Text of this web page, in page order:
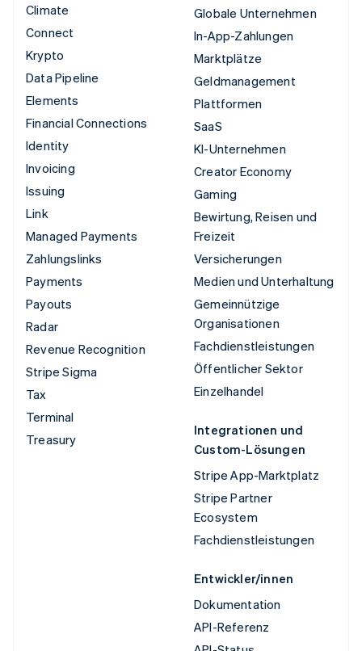
Climate
Connect
Krypto
Data Pipeline
Elements
Financial Connections
Identity
Invoicing
Issuing
Link
Managed Payments
Zahlungslinks
Payments
Payouts
Radar
Revenue Recognition
Stripe Sigma
Tax
Terminal
Treasury
Globale Unternehmen
In-App-Zahlungen
Marktplätze
Geldmanagement
Plattformen
SaaS
KI-Unternehmen
Creator Economy
Gaming
Bewirtung, Reisen und
Freizeit
Versicherungen
Medien und Unterhaltung
Gemeinnützige
Organisationen
Fachdienstleistungen
Öffentlicher Sektor
Einzelhandel
Integrationen und
Custom-Lösungen
Stripe App-Marktplatz
Stripe Partner
Ecosystem
Fachdienstleistungen
Entwickler/innen
Dokumentation
API-Referenz